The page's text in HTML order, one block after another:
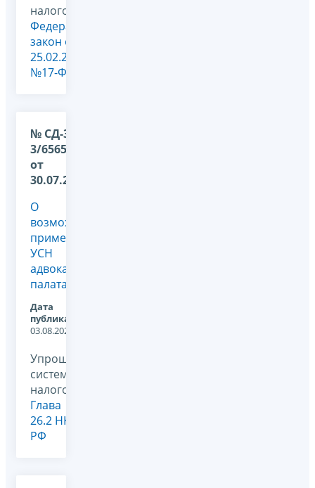
налогообложения,
Федеральный
закон от
25.02.2022
№17-ФЗ
№ СД-36-
3/6565@
от
30.07.2026
О
возможности
применения
УСН
адвокатскими
палатами
Дата
публикации:
03.08.2026
Упрощенная
система
налогообложения,
Глава
26.2 НК
РФ